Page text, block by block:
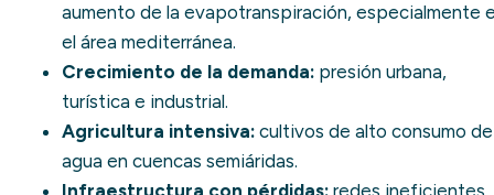
aumento de la evapotranspiración, especialmente
el área mediterránea.
Crecimiento de la demanda: presión urbana,
turística e industrial.
Agricultura intensiva: cultivos de alto consumo de
agua en cuencas semiáridas.